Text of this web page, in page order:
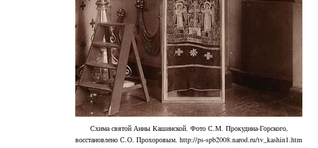
Схима святой Анны Кашинской. Фото С.М. Прокудина-Горского,
восстановлено С.О. Прохоровым. http://ps-spb2008.narod.ru/tv_kashin1.htm